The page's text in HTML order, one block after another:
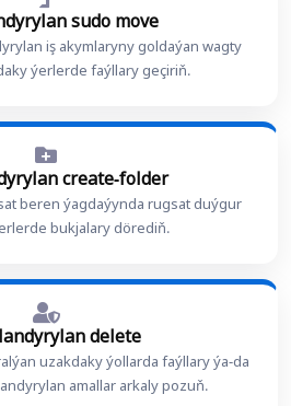
sudo move
iş akymlaryny goldaýan wagty
ýerlerde faýllary geçiriň.
create-folder
beren ýagdaýynda rugsat duýgur
bukjalary dörediň.
delete
uzakdaky ýollarda faýllary ýa-da
amallar arkaly pozuň.